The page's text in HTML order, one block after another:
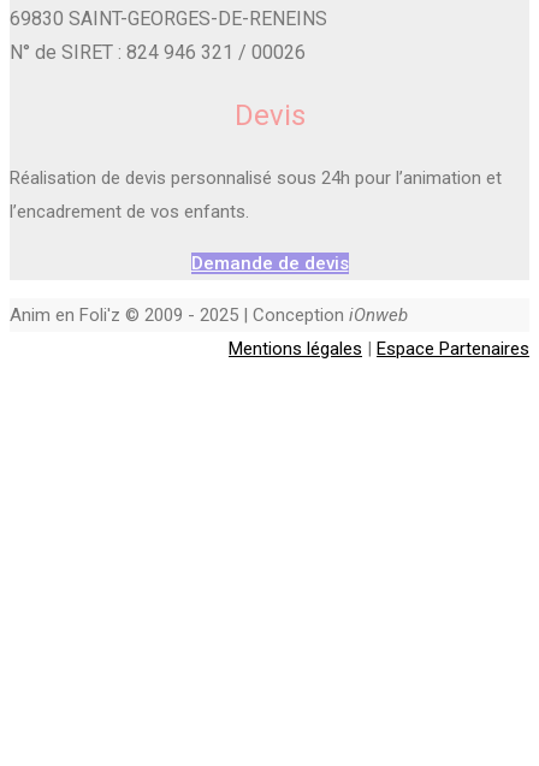
69830 SAINT-GEORGES-DE-RENEINS
N° de SIRET : 824 946 321 / 00026
Devis
Réalisation de devis personnalisé sous 24h pour l’animation et
l’encadrement de vos enfants.
Demande de devis
Anim en Foli'z © 2009 - 2025 | Conception iOnweb
Mentions légales | Espace Partenaires